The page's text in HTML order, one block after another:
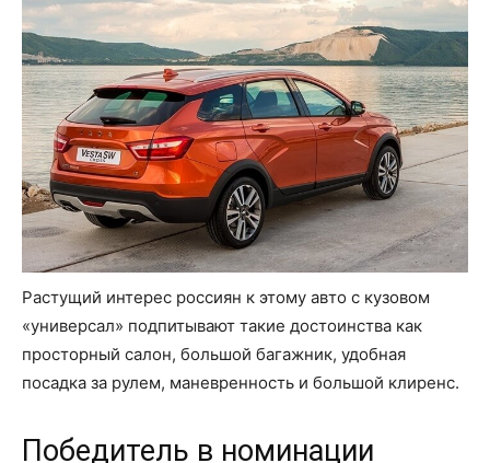
Растущий интерес россиян к этому авто с кузовом
«универсал» подпитывают такие достоинства как
просторный салон, большой багажник, удобная
посадка за рулем, маневренность и большой клиренс.
Победитель в номинации